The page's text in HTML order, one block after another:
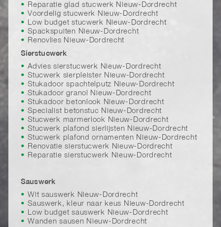
Reparatie glad stucwerk Nieuw-Dordrecht
Voordelig stucwerk Nieuw-Dordrecht
Low budget stucwerk Nieuw-Dordrecht
Spackspuiten Nieuw-Dordrecht
Renovlies Nieuw-Dordrecht
Sierstucwerk
Advies sierstucwerk Nieuw-Dordrecht
Stucwerk sierpleister Nieuw-Dordrecht
Stukadoor spachtelputz Nieuw-Dordrecht
Stukadoor granol Nieuw-Dordrecht
Stukadoor betonlook Nieuw-Dordrecht
Specialist betonstuc Nieuw-Dordrecht
Stucwerk marmerlook Nieuw-Dordrecht
Stucwerk plafond sierlijsten Nieuw-Dordrecht
Stucwerk plafond ornamenten Nieuw-Dordrecht
Renovatie sierstucwerk Nieuw-Dordrecht
Reparatie sierstucwerk Nieuw-Dordrecht
Sauswerk
Wit sauswerk Nieuw-Dordrecht
Sauswerk, kleur naar keus Nieuw-Dordrecht
Low budget sauswerk Nieuw-Dordrecht
Wanden sausen Nieuw-Dordrecht